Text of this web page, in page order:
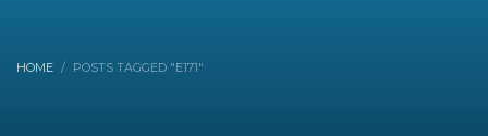
HOME POSTS TAGGED "E171"